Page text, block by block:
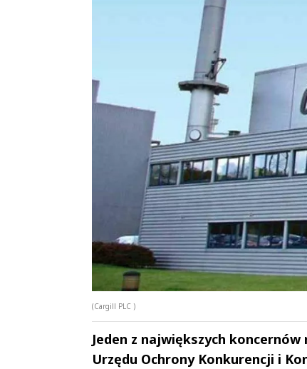
(Cargill PLC )
Jeden z największych koncernów
Urzędu Ochrony Konkurencji i